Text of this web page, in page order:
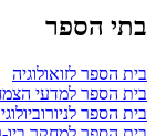
בתי הספר
בית הספר לזואולוגיה
בית הספר למדעי
בית הספר